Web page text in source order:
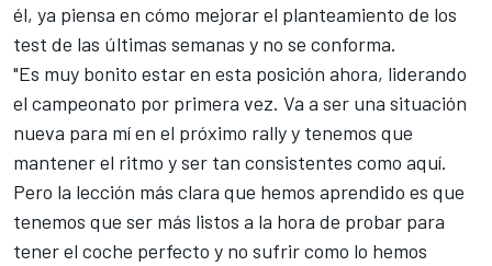
él, ya piensa en cómo mejorar el planteamiento de los
test de las últimas semanas y no se conforma.
"Es muy bonito estar en esta posición ahora, liderando
el campeonato por primera vez. Va a ser una situación
nueva para mí en el próximo rally y tenemos que
mantener el ritmo y ser tan consistentes como aquí.
Pero la lección más clara que hemos aprendido es que
tenemos que ser más listos a la hora de probar para
tener el coche perfecto y no sufrir como lo hemos